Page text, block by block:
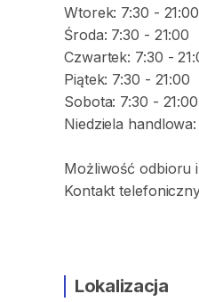
Wtorek: 7:30 - 21:00
Środa: 7:30 - 21:00
Czwartek: 7:30 -
Piątek: 7:30 - 21:00
Sobota: 7:30 - 21:00
Niedziela
Możliwość odbioru
Kontakt
Lokalizacja